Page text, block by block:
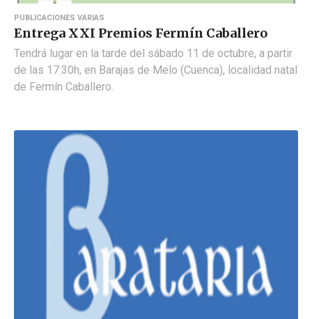
PUBLICACIONES VARIAS
Entrega XXI Premios Fermín Caballero
Tendrá lugar en la tarde del sábado 11 de octubre, a partir
de las 17:30h, en Barajas de Melo (Cuenca), localidad natal
de Fermín Caballero.